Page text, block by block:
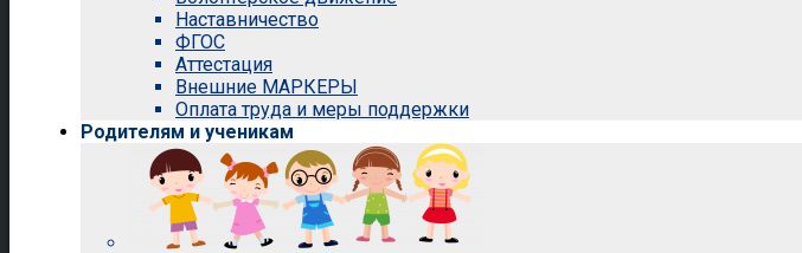
Наставничество
ФГОС
Аттестация
Внешние МАРКЕРЫ
Оплата труда и меры поддержки
Родителям и ученикам